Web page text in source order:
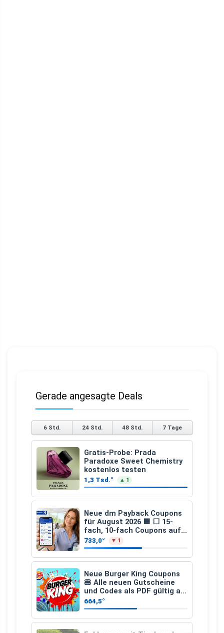
Gerade angesagte Deals
6 Std. 24 Std. 48 Std. 7 Tage
Gratis-Probe: Prada
Paradoxe Sweet Chemistry
kostenlos testen
1,3 Tsd.° ▲ 1
Neue dm Payback Coupons
für August 2026 🟦 ⬜ 15-
fach, 10-fach Coupons auf
den gesamten Einkauf ab 2
€
733,0° ▼ 1
Neue Burger King Coupons
🍔 Alle neuen Gutscheine
und Codes als PDF gültig ab
25.07.2026 bis 04.09.2026
664,5°